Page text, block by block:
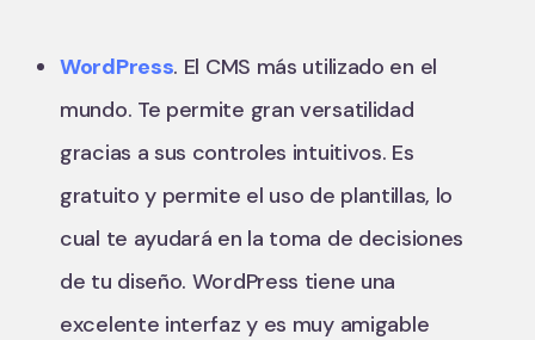
WordPress. El CMS más utilizado en el
mundo. Te permite gran versatilidad
gracias a sus controles intuitivos. Es
gratuito y permite el uso de plantillas, lo
cual te ayudará en la toma de decisiones
de tu diseño. WordPress tiene una
excelente interfaz y es muy amigable